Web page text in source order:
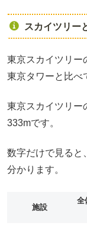
スカイツリー
東京スカイツリー
東京タワーと比べ
東京スカイツリー
333mです。
数字だけで見ると
分かります。
施設
全